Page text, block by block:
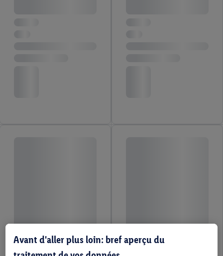
Avant d'aller plus loin: bref aperçu du